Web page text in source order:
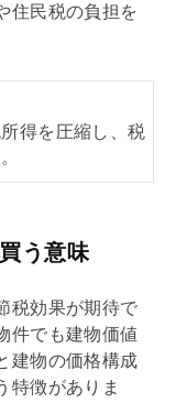
住民税の負担を
得を圧縮し、税
う意味
税効果が期待で
件でも建物価値
建物の価格構成
特徴がありま